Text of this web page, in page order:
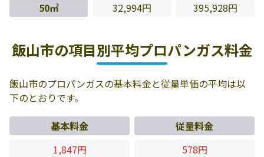
50㎥
32,994円 395,928円
飯山市の項目別平均プロパンガス料金
飯山市のプロパンガスの基本料金と従量単価の平均は以
下のとおりです。
基本料金
従量料金
1,847円
578円